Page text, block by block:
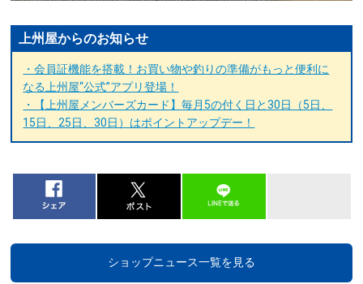
上州屋からのお知らせ
・会員証機能を搭載！お買い物や釣りの準備がもっと便利に
なる上州屋“公式”アプリ登場！
・【上州屋メンバーズカード】毎月5の付く日と30日（5日、
15日、25日、30日）はポイントアップデー！
ショップニュース一覧を見る